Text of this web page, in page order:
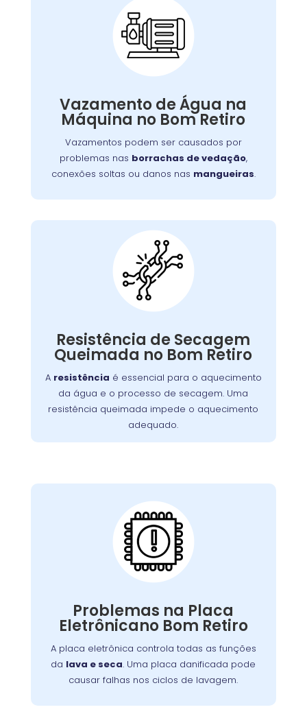
Vazamento de Água na
Máquina no Bom Retiro
Vazamentos podem ser causados por
problemas nas borrachas de vedação,
conexões soltas ou danos nas mangueiras.
Vazamento de Água
na Máquina de Lavar:
Vazamentos podem ser causados por
conexões soltas ou danos nas
mangueiras
Além de afetar o desempenho da
lava e seca
aumentar o consumo de água.
Resistência de Secagem
Queimada no Bom Retiro
A resistência é essencial para o aquecimento
da água e o processo de secagem. Uma
resistência queimada impede o aquecimento
adequado.
Máquina Com
Resistência
Queimada:
A resistência de secagem é responsável pelo
aquecimento do ar dentro da
lava e seca
queimada, a máquina não seca as roupas
adequadamente. Isso pode ocorrer por
desgaste, sobrecarga ou acúmulo de fiapos.
Substituir a resistência é crucial para
restabelecer a função de secagem.
Problemas na Placa
Eletrônicano Bom Retiro
A placa eletrônica controla todas as funções
da lava e seca. Uma placa danificada pode
causar falhas nos ciclos de lavagem.
Placa Eletrônica
Queimada:
A placa eletrônica controla todas as funções
. Uma placa danificada pode
ou na interface de controle.
Problemas
elétricos
ou picos de energia são causas
comuns. A reparação ou substituição garante
o controle adequado das funções da máquina.